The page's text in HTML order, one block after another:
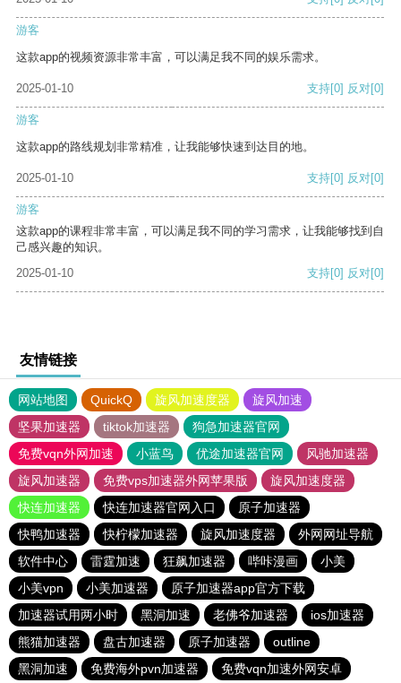
游客
这款app的视频资源非常丰富，可以满足我不同的娱乐需求。
2025-01-10 支持[0] 反对[0]
游客
这款app的路线规划非常精准，让我能够快速到达目的地。
2025-01-10 支持[0] 反对[0]
游客
这款app的课程非常丰富，可以满足我不同的学习需求，让我能够找到自
己感兴趣的知识。
2025-01-10
支持[0] 反对[0]
友情链接
网站地图 QuickQ 旋风加速度器
旋风加速
坚果加速器
tiktok加速器
狗急加速器官网
免费vqn外网加速
小蓝鸟 优途加速器官网
风驰加速器
旋风加速器
免费vps加速器外网苹果版
旋风加速度器
快连加速器
快连加速器官网入口
原子加速器
快鸭加速器
快柠檬加速器 旋风加速度器
外网网址导航
软件中心
雷霆加速 狂飙加速器 哔咔漫画
小美
小美vpn
小美加速器
原子加速器app官方下载
加速器试用两小时
黑洞加速 老佛爷加速器
ios加速器
熊猫加速器
盘古加速器 原子加速器
outline
黑洞加速
免费海外pvn加速器 免费vqn加速外网安卓